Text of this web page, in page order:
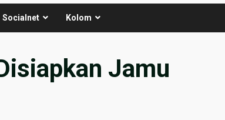
Socialnet Kolom
Jamu